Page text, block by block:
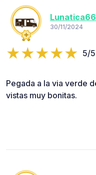
Lunatica66
30/11/2024
5/5
Pegada a la via verde
vistas muy bonitas.